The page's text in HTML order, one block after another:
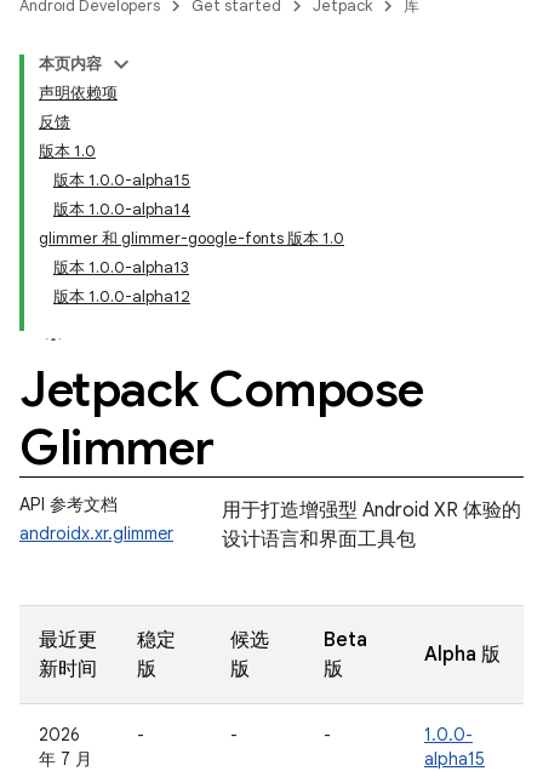
Android Developers Get started Jetpack 库
本页内容
声明依赖项
反馈
版本 1.0
版本 1.0.0-alpha15
版本 1.0.0-alpha14
glimmer 和 glimmer-google-fonts 版本 1.0
版本 1.0.0-alpha13
版本 1.0.0-alpha12
Jetpack Compose
Glimmer
API 参考文档
androidx.xr.glimmer
用于打造增强型 Android XR 体验的
设计语言和界面工具包
最近更
新时间
稳定
版
候选
版
Beta
版
Alpha 版
2026
年 7 月
- - -
1.0.0-
alpha15